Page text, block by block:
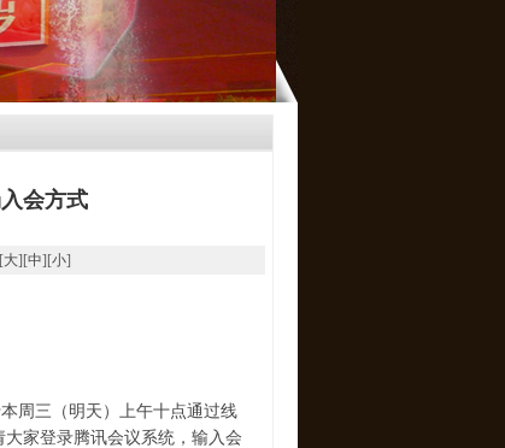
会方式
大][中][小]
周三（明天）上午十点通过线
家登录腾讯会议系统，输入会